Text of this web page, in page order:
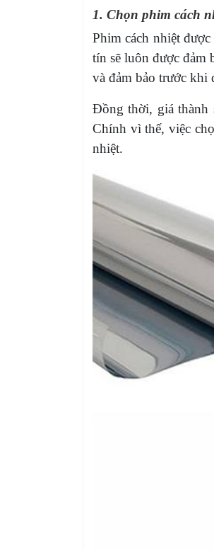
1. Chọn phim cách
Phim cách nhiệt
tín sẽ luôn được đảm
và đảm bảo trước khi
Đồng thời, giá thành
Chính vì thế, việc
nhiệt.